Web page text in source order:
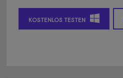
KOSTENLOS TESTEN